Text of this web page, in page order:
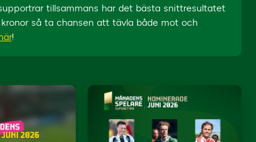
tillsammans har det bästa snittresultatet
så ta chansen att tävla både mot och
!